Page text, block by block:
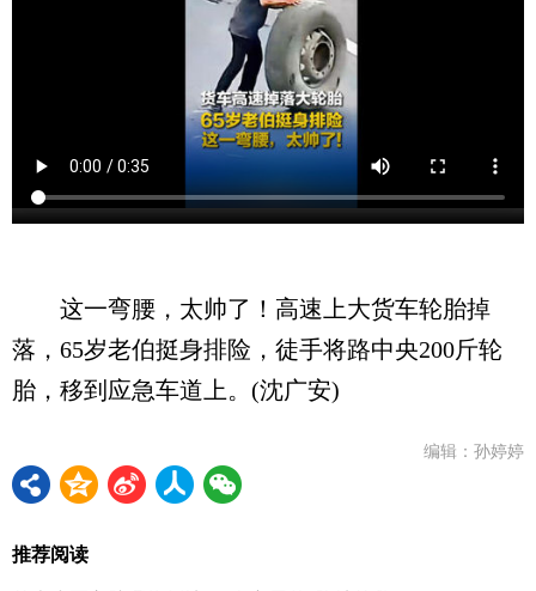
这一弯腰，太帅了！高速上大货车轮胎掉
落，65岁老伯挺身排险，徒手将路中央200斤轮
胎，移到应急车道上。(沈广安)
编辑：孙婷婷
推荐阅读